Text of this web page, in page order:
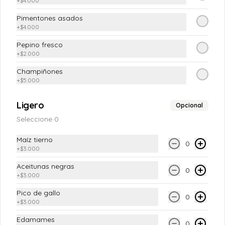
$37.900
Conócenos
T&C (CAMPAÑAS)
Términos y condiciones
Política de privacidad
Pimentones asados
+$4.000
Pepino fresco
+$2.000
Champiñones
+$5.000
Ligero Opcional
Seleccione 0
Maíz tierno
+$3.000
0
Aceitunas negras
+$3.000
0
Pico de gallo
+$3.000
0
Edamames